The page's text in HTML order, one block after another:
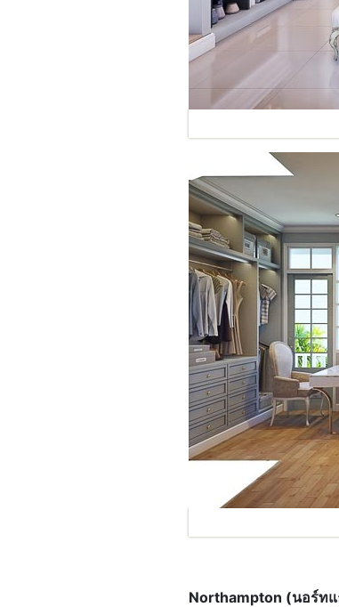
Northampton (นอร์ท